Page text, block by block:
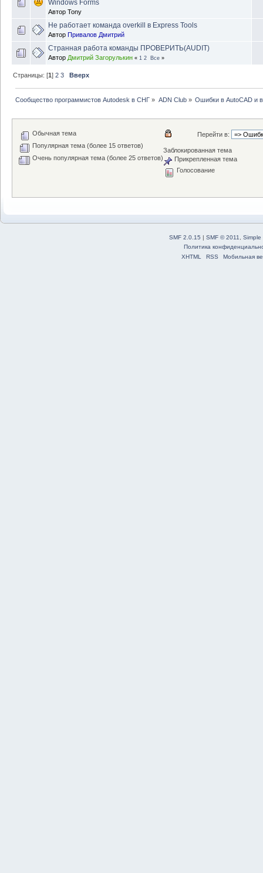
Windows Forms
Автор Tony
Не работает команда overkill в Express Tools
Автор Привалов Дмитрий
Странная работа команды ПРОВЕРИТЬ(AUDIT)
Автор Дмитрий Загорулькин « 1 2 Все »
Страницы: [1]2 3 Вверх
Сообщество программистов Autodesk в СНГ » ADN Club» Ошибки в AutoCAD и
Перейти в:
Обычная тема
Популярная тема (более 15 ответов)
Очень популярная тема (более 25 ответов)
Заблокированная тема
Прикрепленная тема
Голосование
SMF 2.0.15 | SMF © 2011, Simple
Политика
XHTML
RSS Мобильная